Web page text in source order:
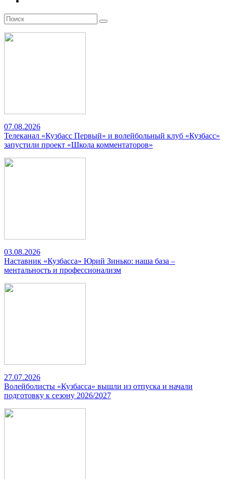
07.08.2026
Телеканал «Кузбасс Первый» и волейбольный клуб «Кузбасс»
запустили проект «Школа комментаторов»
03.08.2026
Наставник «Кузбасса» Юрий Зинько: наша база –
ментальность и профессионализм
27.07.2026
Волейболисты «Кузбасса» вышли из отпуска и начали
подготовку к сезону 2026/2027